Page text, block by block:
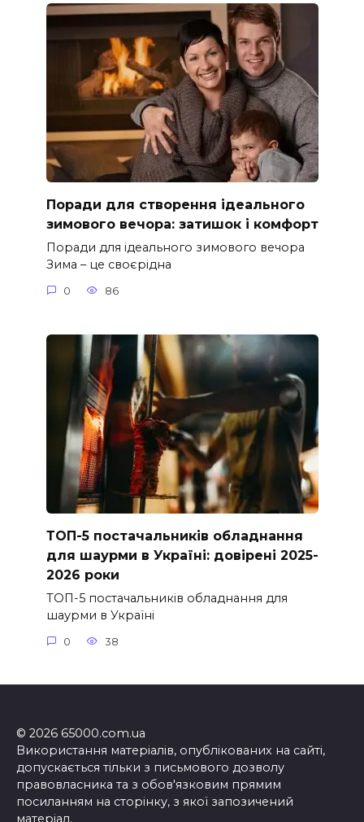
Поради для створення ідеального
зимового вечора: затишок і комфорт
Поради для ідеального зимового вечора
Зима – це своєрідна
0 86
ТОП-5 постачальників обладнання
для шаурми в Україні: довірені 2025-
2026 роки
ТОП-5 постачальників обладнання для
шаурми в Україні
0 38
© 2026 65000.com.ua
Використання матеріалів, опублікованих на сайті,
допускається тільки з письмового дозволу
правовласника та з обов'язковим прямим
посиланням на сторінку, з якої запозичений
матеріал.